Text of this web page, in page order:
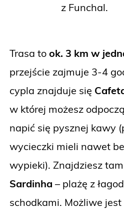
z Funchal.
Trasa to ok. 3 km w
przejście zajmuje 3-4
cypla znajduje się
w której możesz
napić się pysznej kawy
wycieczki mieli nawet
wypieki). Znajdziesz
Sardinha – plażę z
schodkami. Możliwe